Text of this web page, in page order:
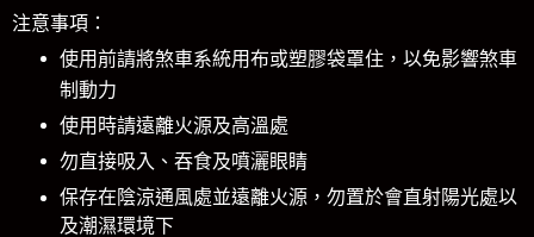
注意事項：
使用前請將煞車系統用布或塑膠袋罩住，以免影響煞車
制動力
使用時請遠離火源及高溫處
勿直接吸入、吞食及噴灑眼睛
保存在陰涼通風處並遠離火源，勿置於會直射陽光處以
及潮濕環境下